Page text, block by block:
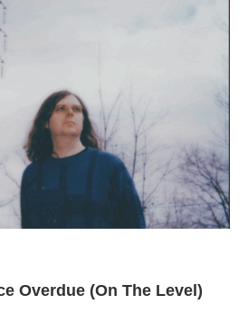
Overdue (On The Level)